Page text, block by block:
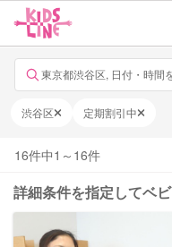
東京都渋谷区, 日付・時間
渋谷区 定期割引中
16件中1 ～ 16件
詳細条件を指定してベ